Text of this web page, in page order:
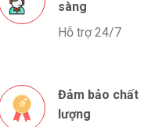
sàng
Hỗ trợ 24/7
Đảm bảo chất
lượng